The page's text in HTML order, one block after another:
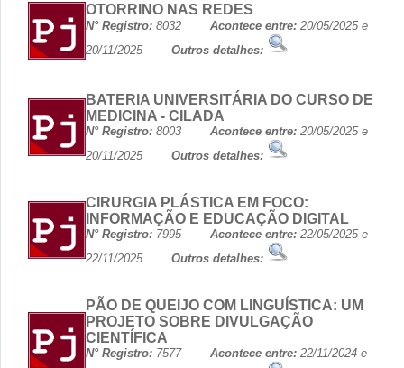
OTORRINO NAS REDES
N° Registro: 8032 Acontece entre: 20/05/2025 e
20/11/2025 Outros detalhes:
BATERIA UNIVERSITÁRIA DO CURSO DE
MEDICINA - CILADA
N° Registro: 8003 Acontece entre: 20/05/2025 e
20/11/2025 Outros detalhes:
CIRURGIA PLÁSTICA EM FOCO:
INFORMAÇÃO E EDUCAÇÃO DIGITAL
N° Registro: 7995 Acontece entre: 22/05/2025 e
22/11/2025 Outros detalhes:
PÃO DE QUEIJO COM LINGUÍSTICA: UM
PROJETO SOBRE DIVULGAÇÃO
CIENTÍFICA
N° Registro: 7577 Acontece entre: 22/11/2024 e